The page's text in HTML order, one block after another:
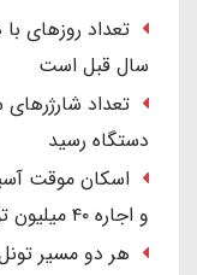
سال قبل است
دستگاه رسید
و اجاره ۴۰ میلیون تومانی
هر دو مسیر